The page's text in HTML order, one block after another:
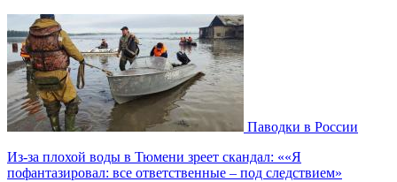
Паводки в России
Из-за плохой воды в Тюмени зреет скандал: ««Я
пофантазировал: все ответственные – под следствием»